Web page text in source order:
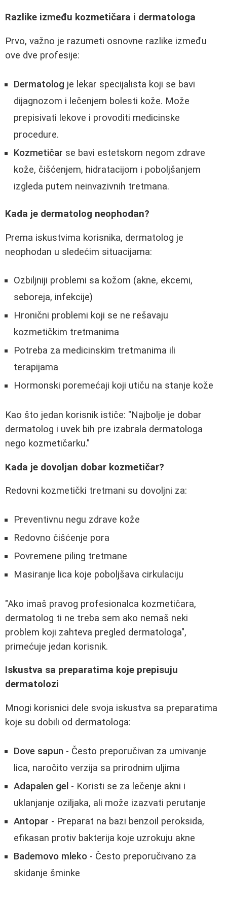
Razlike između kozmetičara i dermatologa
Prvo, važno je razumeti osnovne razlike između
ove dve profesije:
Dermatolog je lekar specijalista koji se bavi
dijagnozom i lečenjem bolesti kože. Može
prepisivati lekove i provoditi medicinske
procedure.
Kozmetičar se bavi estetskom negom zdrave
kože, čišćenjem, hidratacijom i poboljšanjem
izgleda putem neinvazivnih tretmana.
Kada je dermatolog neophodan?
Prema iskustvima korisnika, dermatolog je
neophodan u sledećim situacijama:
Ozbiljniji problemi sa kožom (akne, ekcemi,
seboreja, infekcije)
Hronični problemi koji se ne rešavaju
kozmetičkim tretmanima
Potreba za medicinskim tretmanima ili
terapijama
Hormonski poremećaji koji utiču na stanje kože
Kao što jedan korisnik ističe: "Najbolje je dobar
dermatolog i uvek bih pre izabrala dermatologa
nego kozmetičarku."
Kada je dovoljan dobar kozmetičar?
Redovni kozmetički tretmani su dovoljni za:
Preventivnu negu zdrave kože
Redovno čišćenje pora
Povremene piling tretmane
Masiranje lica koje poboljšava cirkulaciju
"Ako imaš pravog profesionalca kozmetičara,
dermatolog ti ne treba sem ako nemaš neki
problem koji zahteva pregled dermatologa",
primećuje jedan korisnik.
Iskustva sa preparatima koje prepisuju
dermatolozi
Mnogi korisnici dele svoja iskustva sa preparatima
koje su dobili od dermatologa:
Dove sapun - Često preporučivan za umivanje
lica, naročito verzija sa prirodnim uljima
Adapalen gel - Koristi se za lečenje akni i
uklanjanje oziljaka, ali može izazvati perutanje
Antopar - Preparat na bazi benzoil peroksida,
efikasan protiv bakterija koje uzrokuju akne
Bademovo mleko - Često preporučivano za
skidanje šminke